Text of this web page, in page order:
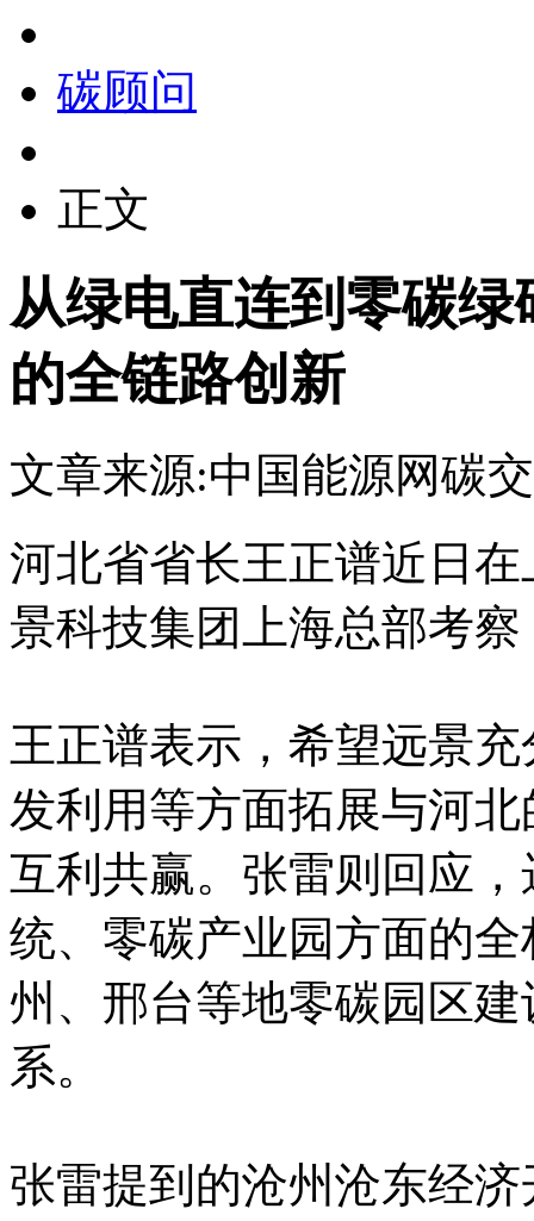
碳顾问
正文
从绿电直连到零碳
的全链路创新
文章来源:中国能源网碳
河北省省长王正谱近日
景科技集团上海总部考
王正谱表示，希望远景
发利用等方面拓展与河
互利共赢。张雷则回应
统、零碳产业园方面的
州、邢台等地零碳园区
系。
张雷提到的沧州沧东经